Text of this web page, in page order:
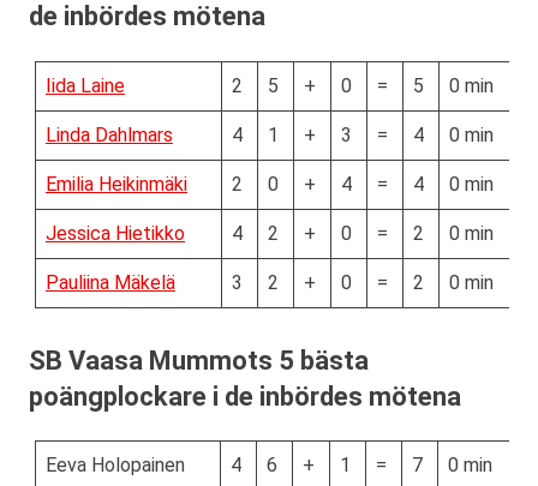
de inbördes mötena
Iida Laine 2 5 + 0 = 5 0 min
Linda Dahlmars 4 1 + 3 = 4 0 min
Emilia Heikinmäki 2 0 + 4 = 4 0 min
Jessica Hietikko 4 2 + 0 = 2 0 min
Pauliina Mäkelä 3 2 + 0 = 2 0 min
SB Vaasa Mummots 5 bästa
poängplockare i de inbördes mötena
Eeva Holopainen 4 6 + 1 = 7 0 min